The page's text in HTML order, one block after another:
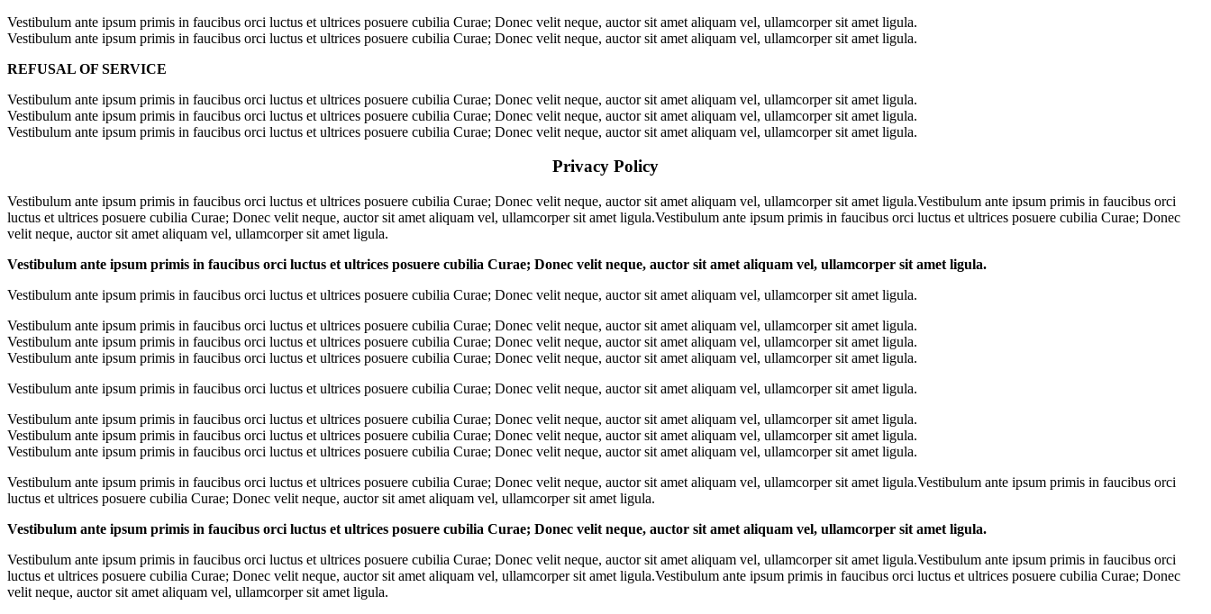
Vestibulum ante ipsum primis in faucibus orci luctus et ultrices posuere cubilia Curae; Donec velit neque, auctor sit amet aliquam vel, ullamcorper sit amet ligula.
Vestibulum ante ipsum primis in faucibus orci luctus et ultrices posuere cubilia Curae; Donec velit neque, auctor sit amet aliquam vel, ullamcorper sit amet ligula.
REFUSAL OF SERVICE
Vestibulum ante ipsum primis in faucibus orci luctus et ultrices posuere cubilia Curae; Donec velit neque, auctor sit amet aliquam vel, ullamcorper sit amet ligula.
Vestibulum ante ipsum primis in faucibus orci luctus et ultrices posuere cubilia Curae; Donec velit neque, auctor sit amet aliquam vel, ullamcorper sit amet ligula.
Vestibulum ante ipsum primis in faucibus orci luctus et ultrices posuere cubilia Curae; Donec velit neque, auctor sit amet aliquam vel, ullamcorper sit amet ligula.
Privacy Policy
Vestibulum ante ipsum primis in faucibus orci luctus et ultrices posuere cubilia Curae; Donec velit neque, auctor sit amet aliquam vel, ullamcorper sit amet ligula.Vestibulum ante ipsum primis in faucibus orci
luctus et ultrices posuere cubilia Curae; Donec velit neque, auctor sit amet aliquam vel, ullamcorper sit amet ligula.Vestibulum ante ipsum primis in faucibus orci luctus et ultrices posuere cubilia Curae; Donec
velit neque, auctor sit amet aliquam vel, ullamcorper sit amet ligula.
Vestibulum ante ipsum primis in faucibus orci luctus et ultrices posuere cubilia Curae; Donec velit neque, auctor sit amet aliquam vel, ullamcorper sit amet ligula.
Vestibulum ante ipsum primis in faucibus orci luctus et ultrices posuere cubilia Curae; Donec velit neque, auctor sit amet aliquam vel, ullamcorper sit amet ligula.
Vestibulum ante ipsum primis in faucibus orci luctus et ultrices posuere cubilia Curae; Donec velit neque, auctor sit amet aliquam vel, ullamcorper sit amet ligula.
Vestibulum ante ipsum primis in faucibus orci luctus et ultrices posuere cubilia Curae; Donec velit neque, auctor sit amet aliquam vel, ullamcorper sit amet ligula.
Vestibulum ante ipsum primis in faucibus orci luctus et ultrices posuere cubilia Curae; Donec velit neque, auctor sit amet aliquam vel, ullamcorper sit amet ligula.
Vestibulum ante ipsum primis in faucibus orci luctus et ultrices posuere cubilia Curae; Donec velit neque, auctor sit amet aliquam vel, ullamcorper sit amet ligula.
Vestibulum ante ipsum primis in faucibus orci luctus et ultrices posuere cubilia Curae; Donec velit neque, auctor sit amet aliquam vel, ullamcorper sit amet ligula.
Vestibulum ante ipsum primis in faucibus orci luctus et ultrices posuere cubilia Curae; Donec velit neque, auctor sit amet aliquam vel, ullamcorper sit amet ligula.
Vestibulum ante ipsum primis in faucibus orci luctus et ultrices posuere cubilia Curae; Donec velit neque, auctor sit amet aliquam vel, ullamcorper sit amet ligula.
Vestibulum ante ipsum primis in faucibus orci luctus et ultrices posuere cubilia Curae; Donec velit neque, auctor sit amet aliquam vel, ullamcorper sit amet ligula.Vestibulum ante ipsum primis in faucibus orci
luctus et ultrices posuere cubilia Curae; Donec velit neque, auctor sit amet aliquam vel, ullamcorper sit amet ligula.
Vestibulum ante ipsum primis in faucibus orci luctus et ultrices posuere cubilia Curae; Donec velit neque, auctor sit amet aliquam vel, ullamcorper sit amet ligula.
Vestibulum ante ipsum primis in faucibus orci luctus et ultrices posuere cubilia Curae; Donec velit neque, auctor sit amet aliquam vel, ullamcorper sit amet ligula.Vestibulum ante ipsum primis in faucibus orci
luctus et ultrices posuere cubilia Curae; Donec velit neque, auctor sit amet aliquam vel, ullamcorper sit amet ligula.Vestibulum ante ipsum primis in faucibus orci luctus et ultrices posuere cubilia Curae; Donec
velit neque, auctor sit amet aliquam vel, ullamcorper sit amet ligula.